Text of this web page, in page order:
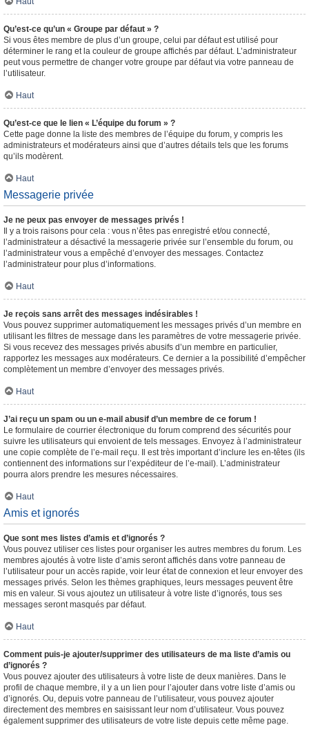
Qu’est-ce qu’un « Groupe par défaut » ?
Si vous êtes membre de plus d’un groupe, celui par défaut est utilisé pour
déterminer le rang et la couleur de groupe affichés par défaut. L’administrateur
peut vous permettre de changer votre groupe par défaut via votre panneau de
l’utilisateur.
Haut
Qu’est-ce que le lien « L’équipe du forum » ?
Cette page donne la liste des membres de l’équipe du forum, y compris les
administrateurs et modérateurs ainsi que d’autres détails tels que les forums
qu’ils modèrent.
Haut
Messagerie privée
Je ne peux pas envoyer de messages privés !
Il y a trois raisons pour cela : vous n’êtes pas enregistré et/ou connecté,
l’administrateur a désactivé la messagerie privée sur l’ensemble du forum, ou
l’administrateur vous a empêché d’envoyer des messages. Contactez
l’administrateur pour plus d’informations.
Haut
Je reçois sans arrêt des messages indésirables !
Vous pouvez supprimer automatiquement les messages privés d’un membre en
utilisant les filtres de message dans les paramètres de votre messagerie privée.
Si vous recevez des messages privés abusifs d’un membre en particulier,
rapportez les messages aux modérateurs. Ce dernier a la possibilité d’empêcher
complètement un membre d’envoyer des messages privés.
Haut
J’ai reçu un spam ou un e-mail abusif d’un membre de ce forum !
Le formulaire de courrier électronique du forum comprend des sécurités pour
suivre les utilisateurs qui envoient de tels messages. Envoyez à l’administrateur
une copie complète de l’e-mail reçu. Il est très important d’inclure les en-têtes (ils
contiennent des informations sur l’expéditeur de l’e-mail). L’administrateur
pourra alors prendre les mesures nécessaires.
Haut
Amis et ignorés
Que sont mes listes d’amis et d’ignorés ?
Vous pouvez utiliser ces listes pour organiser les autres membres du forum. Les
membres ajoutés à votre liste d’amis seront affichés dans votre panneau de
l’utilisateur pour un accès rapide, voir leur état de connexion et leur envoyer des
messages privés. Selon les thèmes graphiques, leurs messages peuvent être
mis en valeur. Si vous ajoutez un utilisateur à votre liste d’ignorés, tous ses
messages seront masqués par défaut.
Haut
Comment puis-je ajouter/supprimer des utilisateurs de ma liste d’amis ou
d’ignorés ?
Vous pouvez ajouter des utilisateurs à votre liste de deux manières. Dans le
profil de chaque membre, il y a un lien pour l’ajouter dans votre liste d’amis ou
d’ignorés. Ou, depuis votre panneau de l’utilisateur, vous pouvez ajouter
directement des membres en saisissant leur nom d’utilisateur. Vous pouvez
également supprimer des utilisateurs de votre liste depuis cette même page.